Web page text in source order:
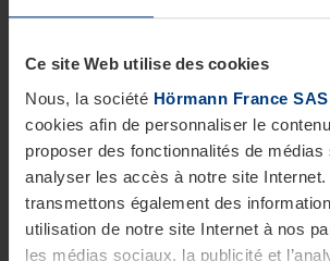
Ce site Web utilise des cookies
Nous, la société Hörmann France SAS
cookies afin de personnaliser le
proposer des fonctionnalités de médias
analyser les accès à notre site Internet.
transmettons également des
utilisation de notre site Internet à nos
les médias sociaux, la publicité et